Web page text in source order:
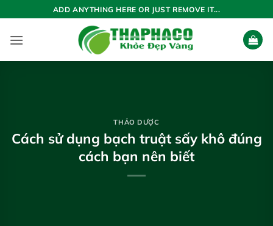
qua
nội
ADD ANYTHING HERE OR JUST REMOVE IT...
THẢO DƯỢC
Cách sử dụng bạch truật sấy khô đúng
cách bạn nên biết